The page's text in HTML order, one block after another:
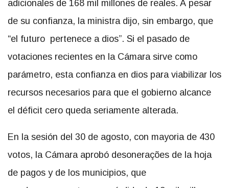
adicionales de 168 mil millones de reales. A pesar
de su confianza, la ministra dijo, sin embargo, que
“el futuro pertenece a dios”. Si el pasado de
votaciones recientes en la Cámara sirve como
parámetro, esta confianza en dios para viabilizar los
recursos necesarios para que el gobierno alcance
el déficit cero queda seriamente alterada.
En la sesión del 30 de agosto, con mayoria de 430
votos, la Cámara aprobó desonerações de la hoja
de pagos y de los municipios, que